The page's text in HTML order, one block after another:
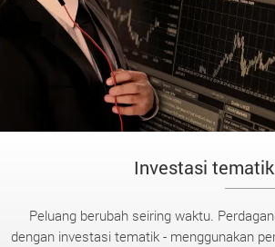
Investasi tematik
Peluang berubah seiring waktu.
dengan investasi tematik - menggunakan